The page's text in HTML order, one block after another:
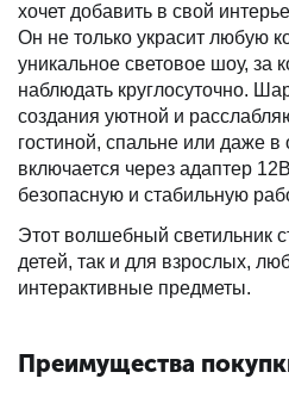
хочет добавить в свой
Он не только украсит любую
уникальное световое шоу, за
наблюдать круглосуточно.
создания уютной и
гостиной, спальне или даже
включается через адаптер
безопасную и стабильную
Этот волшебный светильник
детей, так и для взрослых,
интерактивные предметы.
Преимущества